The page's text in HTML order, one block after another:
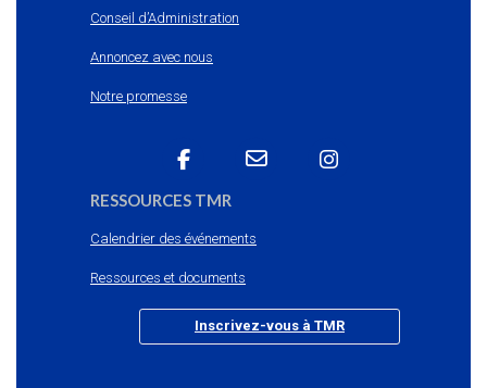
Conseil d’Administration
Annoncez avec nous
Notre promesse
RESSOURCES TMR
Calendrier des événements
Ressources et documents
Inscrivez-vous à TMR